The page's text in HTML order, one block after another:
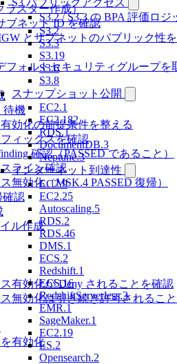
S3 パブリックアクセス
S3.2 / S3.3 の BPA 評価ロジ
S3.2
S3.3
S3.19
S3.6
S3.8
スナップショット公開
EC2.1
EC2.182
RDS.1
DocumentDB.3
Neptune.3
インターネット到達性
EC2.9
EC2.25
Autoscaling.5
RDS.2
RDS.46
DMS.1
ECS.2
Redshift.1
ECS.16
RedshiftServerless.3
EMR.1
SageMaker.1
EC2.19
ES.2
Opensearch.2
ラスター作成）
ブネット ID を確認
とサブネットのパブリック性を
フォルトセキュリティグループを
待機
効化の前提条件を整える
ィックスを確認
確認（PASSED であること）
ライン確認
無効化（MSK.4 PASSED 復帰）
確認
ル作成
有効化が Deny されることを確認
無効化は引き続き許可されること
有効化